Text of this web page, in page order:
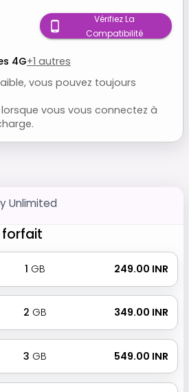
4G+1 autres
vous pouvez toujours
vous vous connectez à
Vérifiez La
Compatibilité
Unlimited
forfait
1 GB ₹ 249.00 INR
2 GB ₹ 349.00 INR
3 GB ₹ 549.00 INR